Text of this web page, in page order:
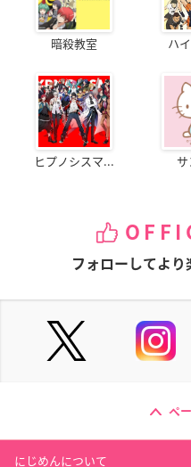
暗殺教室 ハ
ヒプノシスマ... サ
フォローしてより
ペ
にじめんについて